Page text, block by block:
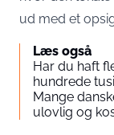
ud med et
Læs også
Har du haft
hundrede
Mange
ulovlig og